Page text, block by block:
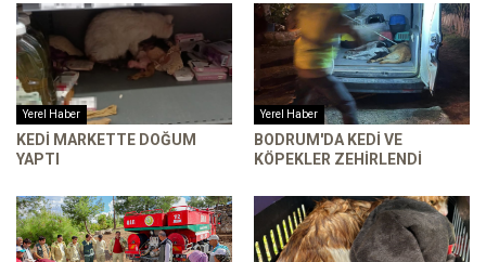
Yerel Haber
KEDI MARKETTE DOĞUM
YAPTI
Yerel Haber
BODRUM'DA KEDI VE
KÖPEKLER ZEHIRLENDI